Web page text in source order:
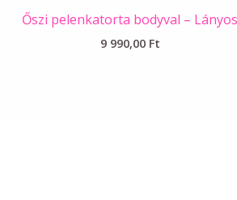
Őszi pelenkatorta bodyval – Lányos
9 990,00 Ft